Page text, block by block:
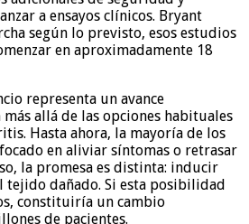
a ensayos clínicos. Bryant
según lo previsto, esos estudios
en aproximadamente 18
representa un avance
allá de las opciones habituales
Hasta ahora, la mayoría de los
en aliviar síntomas o retrasar
la promesa es distinta: inducir
tejido dañado. Si esta posibilidad
constituiría un cambio
de pacientes.